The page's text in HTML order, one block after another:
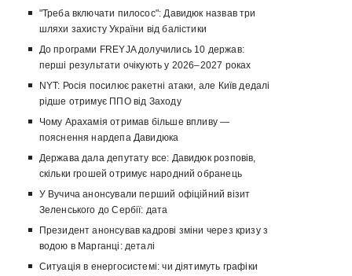
"Треба включати пилосос": Давидюк назвав три
шляхи захисту України від балістики
До програми FREYJA долучились 10 держав:
перші результати очікують у 2026–2027 роках
NYT: Росія посилює ракетні атаки, але Київ дедалі
рідше отримує ППО від Заходу
Чому Арахамія отримав більше впливу —
пояснення нардепа Давидюка
Держава дала депутату все: Давидюк розповів,
скільки грошей отримує народний обранець
У Вучича анонсували перший офіційний візит
Зеленського до Сербії: дата
Президент анонсував кадрові зміни через кризу з
водою в Марганці: деталі
Ситуація в енергосистемі: чи діятимуть графіки